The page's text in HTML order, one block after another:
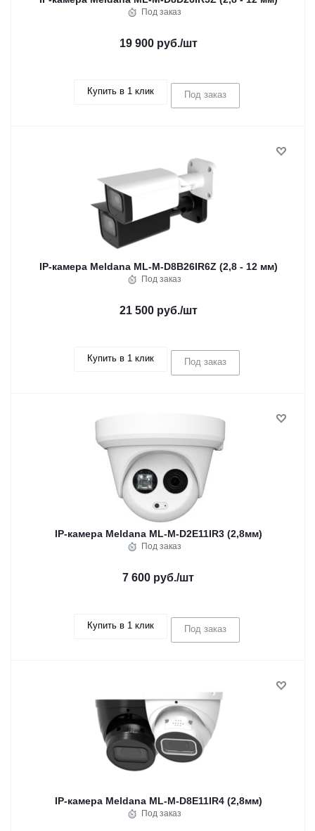
Под заказ
19 900 руб./шт
Купить в 1 клик Под заказ
IP-камера Meldana ML-M-D8B26IR6Z (2,8 - 12 мм)
Под заказ
21 500 руб./шт
Купить в 1 клик Под заказ
IP-камера Meldana ML-M-D2E11IR3 (2,8мм)
Под заказ
7 600 руб./шт
Купить в 1 клик Под заказ
IP-камера Meldana ML-M-D8E11IR4 (2,8мм)
Под заказ